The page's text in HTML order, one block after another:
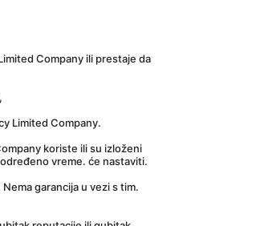
Company ili prestaje da
Limited Company.
koriste ili su izloženi
vreme. će nastaviti.
garancija u vezi s tim.